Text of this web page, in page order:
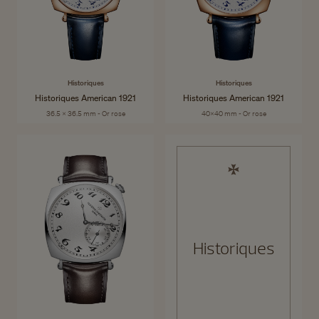
Historiques
Historiques American 1921
36.5 x 36.5 mm - Or rose
Historiques
Historiques American 1921
40x40 mm - Or rose
Historiques